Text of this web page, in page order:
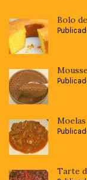
Bolo
Tarte